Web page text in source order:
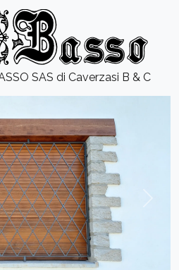
SAS di Caverzasi B & C